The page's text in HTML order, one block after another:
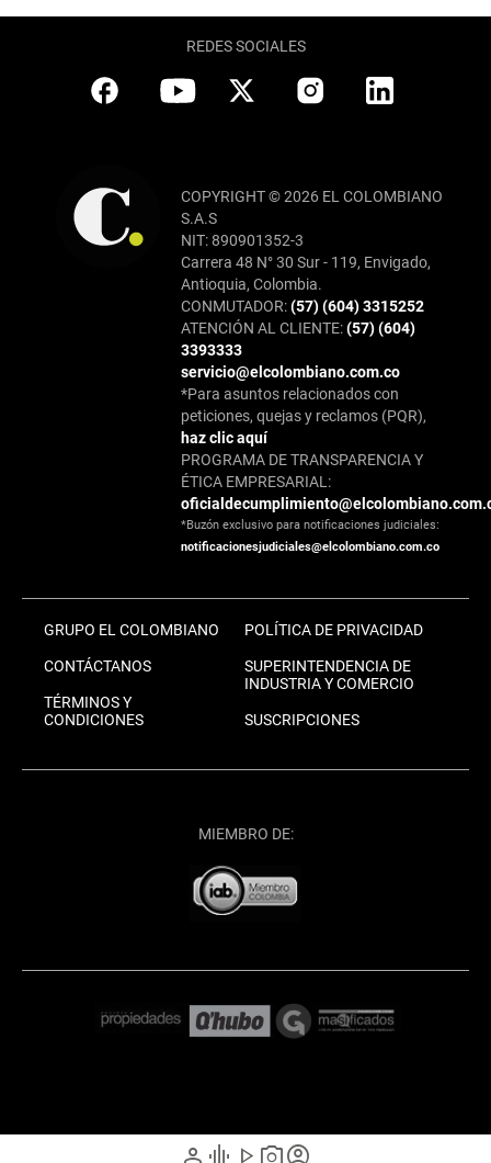
person graphic_eq play_arrow photo_cameraaccount_circle
REDES SOCIALES
COPYRIGHT © 2026 EL COLOMBIANO
S.A.S
NIT: 890901352-3
Carrera 48 N° 30 Sur - 119, Envigado,
Antioquia, Colombia.
CONMUTADOR:(57) (604) 3315252
ATENCIÓN AL CLIENTE:(57) (604)
3393333
servicio@elcolombiano.com.co
*Para asuntos relacionados con
peticiones, quejas y reclamos (PQR),
haz clic aquí
PROGRAMA DE TRANSPARENCIA Y
ÉTICA EMPRESARIAL:
*Buzón exclusivo para notificaciones judiciales:
notificacionesjudiciales@elcolombiano.com.co
GRUPO EL COLOMBIANO
CONTÁCTANOS
TÉRMINOS Y
CONDICIONES
POLÍTICA DE PRIVACIDAD
SUPERINTENDENCIA DE
INDUSTRIA Y COMERCIO
SUSCRIPCIONES
MIEMBRO DE: